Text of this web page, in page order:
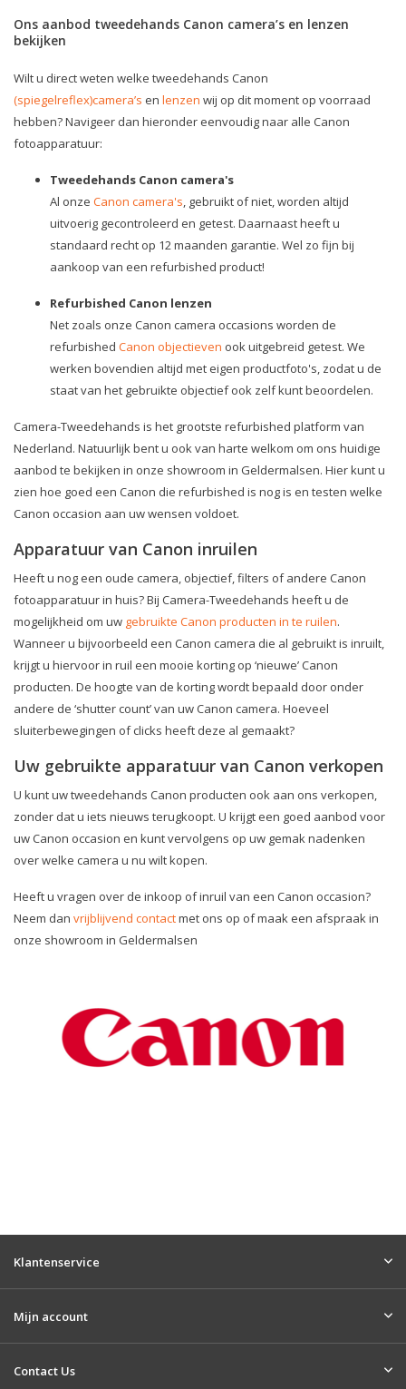
Ons aanbod tweedehands Canon camera’s en lenzen
bekijken
Wilt u direct weten welke tweedehands Canon
(spiegelreflex)camera’s en lenzen wij op dit moment op voorraad
hebben? Navigeer dan hieronder eenvoudig naar alle Canon
fotoapparatuur:
Tweedehands Canon camera's
Al onze Canon camera's, gebruikt of niet, worden altijd
uitvoerig gecontroleerd en getest. Daarnaast heeft u
standaard recht op 12 maanden garantie. Wel zo fijn bij
aankoop van een refurbished product!
Refurbished Canon lenzen
Net zoals onze Canon camera occasions worden de
refurbished Canon objectieven ook uitgebreid getest. We
werken bovendien altijd met eigen productfoto's, zodat u de
staat van het gebruikte objectief ook zelf kunt beoordelen.
Camera-Tweedehands is het grootste refurbished platform van
Nederland. Natuurlijk bent u ook van harte welkom om ons huidige
aanbod te bekijken in onze showroom in Geldermalsen. Hier kunt u
zien hoe goed een Canon die refurbished is nog is en testen welke
Canon occasion aan uw wensen voldoet.
Apparatuur van Canon inruilen
Heeft u nog een oude camera, objectief, filters of andere Canon
fotoapparatuur in huis? Bij Camera-Tweedehands heeft u de
mogelijkheid om uw gebruikte Canon producten in te ruilen.
Wanneer u bijvoorbeeld een Canon camera die al gebruikt is inruilt,
krijgt u hiervoor in ruil een mooie korting op ‘nieuwe’ Canon
producten. De hoogte van de korting wordt bepaald door onder
andere de ‘shutter count’ van uw Canon camera. Hoeveel
sluiterbewegingen of clicks heeft deze al gemaakt?
Uw gebruikte apparatuur van Canon verkopen
U kunt uw tweedehands Canon producten ook aan ons verkopen,
zonder dat u iets nieuws terugkoopt. U krijgt een goed aanbod voor
uw Canon occasion en kunt vervolgens op uw gemak nadenken
over welke camera u nu wilt kopen.
Heeft u vragen over de inkoop of inruil van een Canon occasion?
Neem dan vrijblijvend contactmet ons op of maak een afspraak in
onze showroom in Geldermalsen
Klantenservice
Mijn account
Contact Us